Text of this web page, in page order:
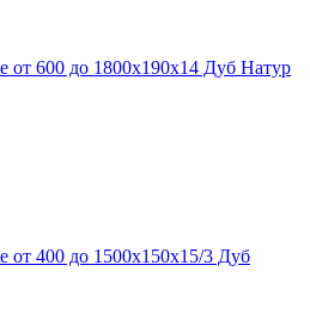
от 600 до 1800х190х14 Дуб Натур
от 400 до 1500х150х15/3 Дуб